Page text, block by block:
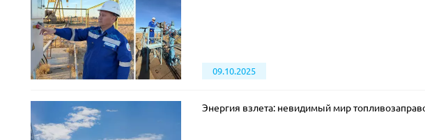
09.10.2025
Энергия взлета: невидимый мир